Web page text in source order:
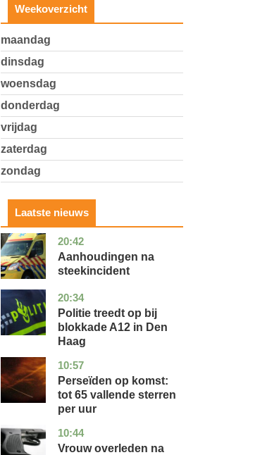
Weekoverzicht
maandag
dinsdag
woensdag
donderdag
vrijdag
zaterdag
zondag
Laatste nieuws
20:42
utrecht
nieuws
Aanhoudingen na
steekincident
20:34
zuid-
holland
nieuws
Politie treedt op bij
blokkade A12 in Den
Haag
10:57
utrecht
nieuws
Perseïden op komst:
tot 65 vallende sterren
per uur
10:44
zuid-
holland
nieuws
Vrouw overleden na